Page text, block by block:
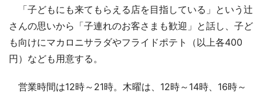
「子どもにも来てもらえる店を目指している」という辻
さんの思いから「子連れのお客さまも歓迎」と話し、子ど
も向けにマカロニサラダやフライドポテト（以上各400
円）なども用意する。
営業時間は12時～21時。木曜は、12時～14時、16時～